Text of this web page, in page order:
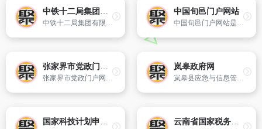
中铁十二局集团有限公司
中铁十二局集团有限公司为中国铁建股份有限公司的全资子公司,具有铁路工程、房屋建筑施工总承包特级,公路、水利水电工程施工总承包一级以及多项专业承包资质。
中国旬邑门户网站
中国旬邑门户网站是旬邑县政府部门集中对外发布政务信息和便民服务的网络平台,网站以宣传旬邑、服务本地经济社会发展和百姓生活为宗旨,多方位为企业、公众提供服务。
张家界市党政门户网站
张家界市党政门户网站—中国张家界,以“宣传张家界,服务社会,沟通民众,高效透明”为宗旨,宣传党和政府的方针政策,展示张家界形象,推行政务公开,及时发布政府信息,提供便民利民服务项目,加强政府与社会、政府与民众的沟通,进一步提高政府公共服务效率和质量。
岚皋政府网
岚皋县应急与信息管理办公室主办
国家科技计划申报中心 云南省国家税务局网上办税服务厅